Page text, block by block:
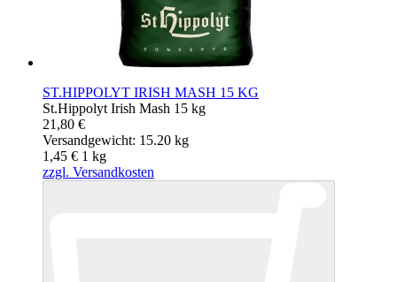
ST.HIPPOLYT IRISH MASH 15 KG
St.Hippolyt Irish Mash 15 kg
21,80 €
Versandgewicht: 15.20 kg
1,45 € 1 kg
zzgl. Versandkosten